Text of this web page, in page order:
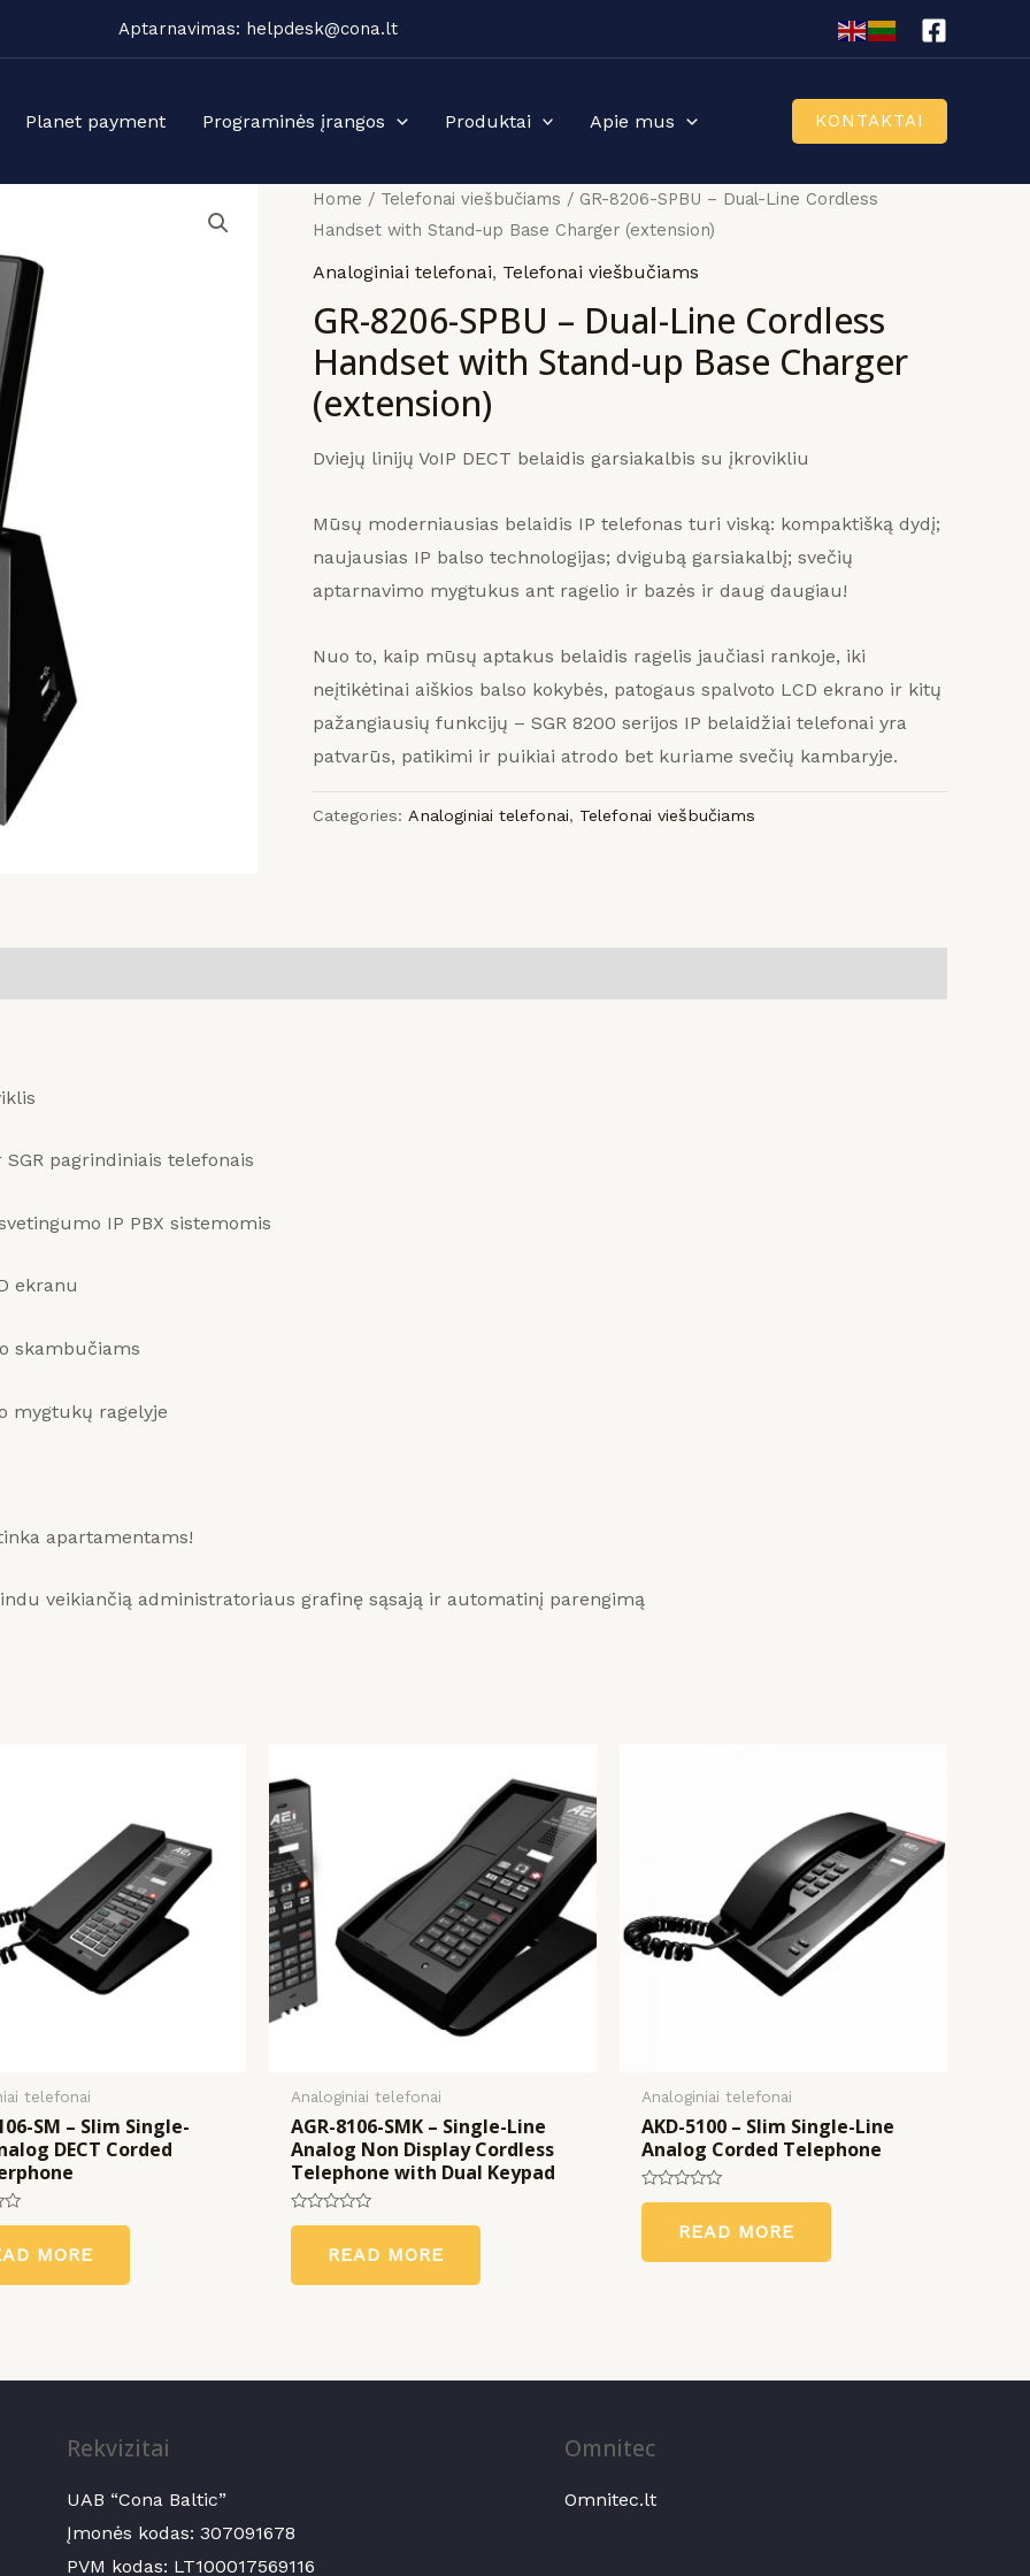
Aptarnavimas: helpdesk@cona.lt
Planet payment Programinės įrangos Produktai Apie mus KONTAKTAI
Home / Telefonai viešbučiams / GR-8206-SPBU – Dual-Line Cordless
Handset with Stand-up Base Charger (extension)
Analoginiai telefonai, Telefonai viešbučiams
GR-8206-SPBU – Dual-Line Cordless
Handset with Stand-up Base Charger
(extension)
Dviejų linijų VoIP DECT belaidis garsiakalbis su įkrovikliu
Mūsų moderniausias belaidis IP telefonas turi viską: kompaktišką dydį;
naujausias IP balso technologijas; dvigubą garsiakalbį; svečių
aptarnavimo mygtukus ant ragelio ir bazės ir daug daugiau!
Nuo to, kaip mūsų aptakus belaidis ragelis jaučiasi rankoje, iki
neįtikėtinai aiškios balso kokybės, patogaus spalvoto LCD ekrano ir kitų
pažangiausių funkcijų – SGR 8200 serijos IP belaidžiai telefonai yra
patvarūs, patikimi ir puikiai atrodo bet kuriame svečių kambaryje.
Categories: Analoginiai telefonai, Telefonai viešbučiams
SGR pagrindiniais telefonais
IP PBX sistemomis
ekranu
skambučiams
mygtukų ragelyje
apartamentams!
veikiančią administratoriaus grafinę sąsają ir automatinį parengimą
telefonai
SM – Slim Single-
DECT Corded
MORE
Analoginiai telefonai
AGR-8106-SMK – Single-Line
Analog Non Display Cordless
Telephone with Dual Keypad
Rated
5
READ MORE
Analoginiai telefonai
AKD-5100 – Slim Single-Line
Analog Corded Telephone
Rated
5
READ MORE
Rekvizitai
UAB “Cona Baltic”
Įmonės kodas: 307091678
PVM kodas: LT100017569116
Omnitec
Omnitec.lt